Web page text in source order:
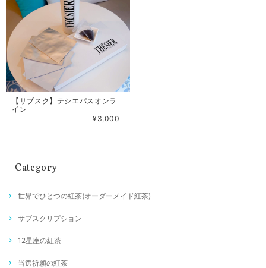
【サブスク】テシエパスオンラ
イン
¥3,000
Category
世界でひとつの紅茶(オーダーメイド紅茶)
サブスクリプション
12星座の紅茶
当選祈願の紅茶